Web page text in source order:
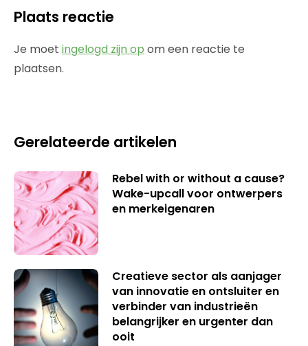
Plaats reactie
Je moet ingelogd zijn op om een reactie te
plaatsen.
Gerelateerde artikelen
Rebel with or without a cause?
Wake-upcall voor ontwerpers
en merkeigenaren
Creatieve sector als aanjager
van innovatie en ontsluiter en
verbinder van industrieën
belangrijker en urgenter dan
ooit